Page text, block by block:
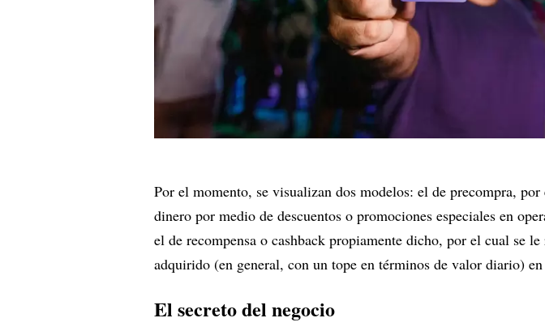
Por el momento, se visualizan dos modelos: el de precompra,
dinero por medio de descuentos o promociones especiales en
el de recompensa o cashback propiamente dicho, por el cual se
adquirido (en general, con un tope en términos de valor diario)
El secreto del negocio